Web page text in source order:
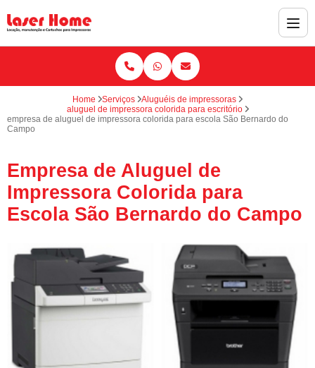
Home Serviços
Aluguéis de impressoras
aluguel de impressora colorida para escritório
empresa de aluguel de impressora colorida para escola São Bernardo do
Campo
Empresa de Aluguel de
Impressora Colorida para
Escola São Bernardo do Campo